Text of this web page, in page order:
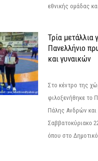
εθνικής ομάδας
Τρία μετάλλια
Πανελλήνιο
και γυναικών
Στο κέντρο της
φιλοξενήθηκε το
Πάλης Ανδρών και
Σαββατοκύριακο
όπου στο